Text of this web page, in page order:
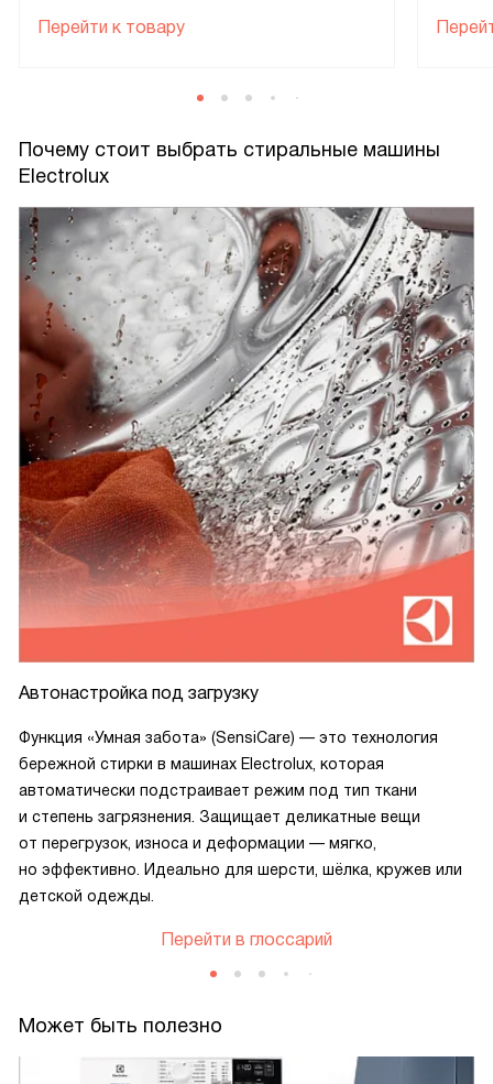
Перейти к товару
Почему стоит выбрать стиральные машины
Electrolux
Автонастройка под загрузку
Функция «Умная забота» (SensiCare) — это технология
бережной стирки в машинах Electrolux, которая
автоматически подстраивает режим под тип ткани
и степень загрязнения. Защищает деликатные вещи
от перегрузок, износа и деформации — мягко,
но эффективно. Идеально для шерсти, шёлка, кружев или
детской одежды.
Перейти в глоссарий
Может быть полезно